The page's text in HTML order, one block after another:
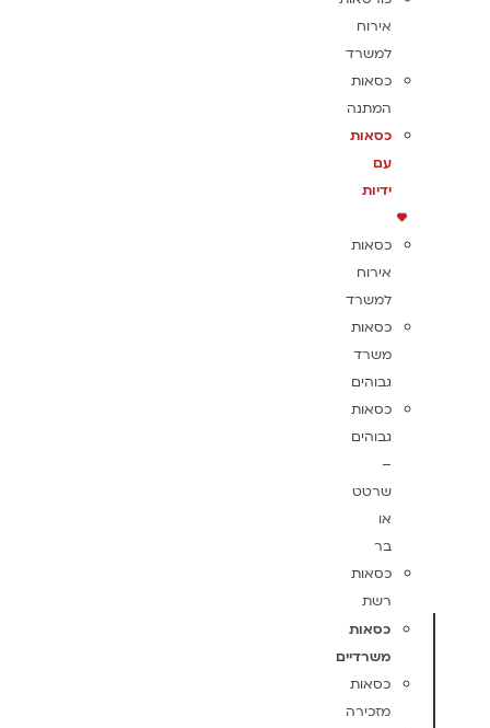
אירוח
למשרד
כסאות
המתנה
כסאות
עם
ידיות
כסאות
אירוח
למשרד
כסאות
משרד
גבוהים
כסאות
גבוהים
–
שרטט
או
בר
כסאות
רשת
כסאות
משרדיים
כסאות
מזכירה